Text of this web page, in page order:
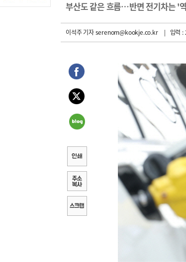
부산도 같은 흐름…반면 전기차는 '
이석주 기자serenom@kookje.co.kr | 입력 :